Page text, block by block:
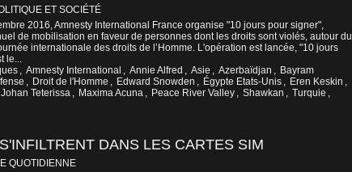
ET SOCIÉTÉ
2016, Amnesty International France organise "10 jours pour signer",
de mobilisation en faveur de personnes dont les droits sont violés, autour du
internationale des droits de l’Homme. L'opération est lancée, "10 jours
le...
, Amnesty International , Annie Alfred , Asie , Azerbaïdjan , Bayram
, Droit de l'Homme , Edward Snowden , Égypte Etats-Unis , Eren Keskin ,
Johan Teterissa , Maxima Acuna , Peace River Valley , Shawkan , Turquie ,
DANS LES CARTES SIM
QUOTIDIENNE